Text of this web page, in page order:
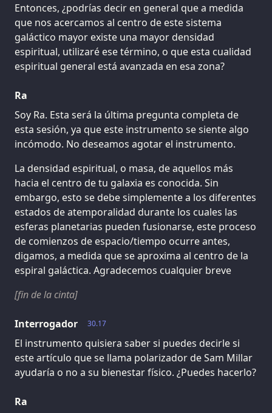
Entonces, ¿podrías decir en general que a medida
que nos acercamos al centro de este sistema
galáctico mayor existe una mayor densidad
espiritual, utilizaré ese término, o que esta cualidad
espiritual general está avanzada en esa zona?
Ra
Soy Ra. Esta será la última pregunta completa de
esta sesión, ya que este instrumento se siente algo
incómodo. No deseamos agotar el instrumento.
La densidad espiritual, o masa, de aquellos más
hacia el centro de tu galaxia es conocida. Sin
embargo, esto se debe simplemente a los diferentes
estados de atemporalidad durante los cuales las
esferas planetarias pueden fusionarse, este proceso
de comienzos de espacio/tiempo ocurre antes,
digamos, a medida que se aproxima al centro de la
espiral galáctica. Agradecemos cualquier breve
[fin de la cinta]
30.17
Interrogador
El instrumento quisiera saber si puedes decirle si
este artículo que se llama polarizador de Sam Millar
ayudaría o no a su bienestar físico. ¿Puedes hacerlo?
Ra